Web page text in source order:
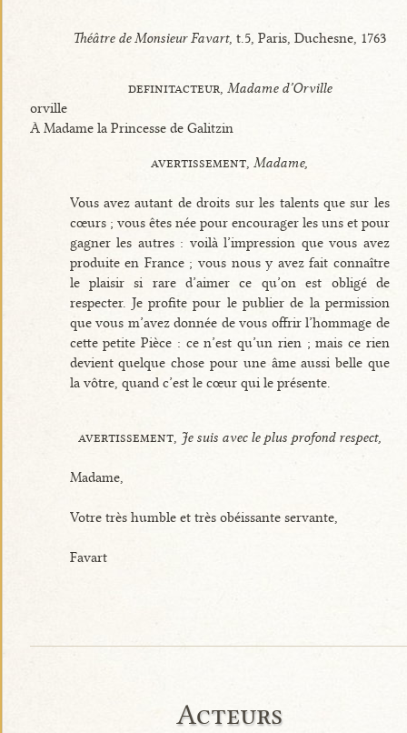
Théâtre de Monsieur Favart, t.5, Paris, Duchesne, 1763
definitacteur, Madame d’Orville
orville
À Madame la Princesse de Galitzin
avertissement,Madame,
Vous avez autant de droits sur les talents que sur les
cœurs ; vous êtes née pour encourager les uns et pour
gagner les autres : voilà l’impression que vous avez
produite en France ; vous nous y avez fait connaître
le plaisir si rare d’aimer ce qu’on est obligé de
respecter. Je profite pour le publier de la permission
que vous m’avez donnée de vous offrir l’hommage de
cette petite Pièce : ce n’est qu’un rien ; mais ce rien
devient quelque chose pour une âme aussi belle que
la vôtre, quand c’est le cœur qui le présente.
avertissement, Je suis avec le plus profond respect,
Madame,
Votre très humble et très obéissante servante,
Favart
Acteurs